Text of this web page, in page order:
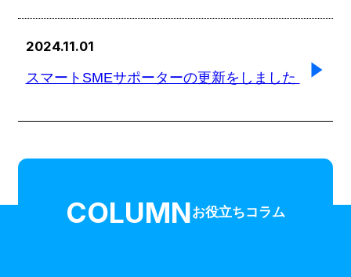
2024.11.01
スマートSMEサポーターの更新をしました
COLUMNお役立ちコラム